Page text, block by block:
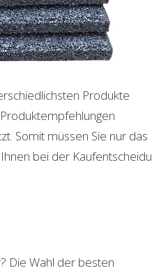
Produkte
Somit müssen Sie nur das
bei der
Die Wahl der besten